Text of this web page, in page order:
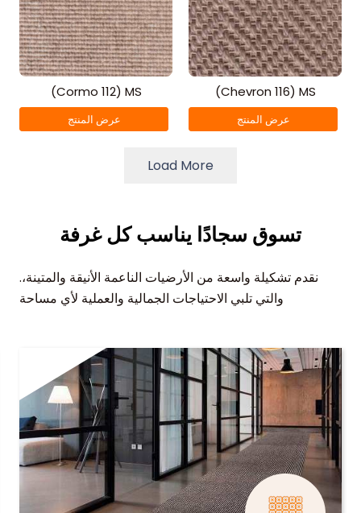
(Cormo 112) MS
عرض المنتج
(Chevron 116) MS
عرض المنتج
Load More
تسوق سجادًا يناسب كل غرفة
.نقدم تشكيلة واسعة من الأرضيات الناعمة الأنيقة والمتينة،
والتي تلبي الاحتياجات الجمالية والعملية لأي مساحة